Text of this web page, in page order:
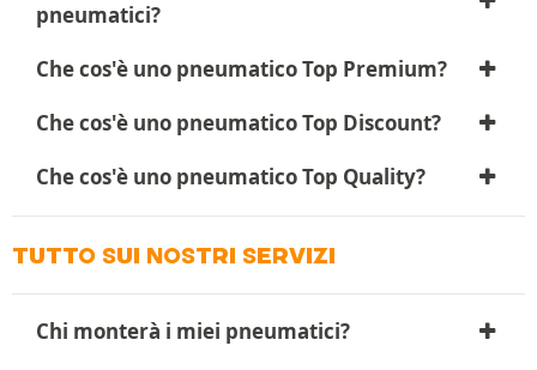
pneumatici?
Che cos'è uno pneumatico Top Premium?
Che cos'è uno pneumatico Top Discount?
Che cos'è uno pneumatico Top Quality?
TUTTO SUI NOSTRI SERVIZI
Chi monterà i miei pneumatici?